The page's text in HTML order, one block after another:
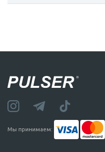
Мы принимаем: